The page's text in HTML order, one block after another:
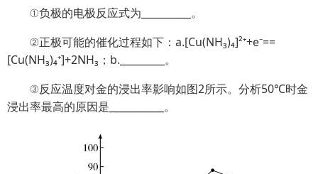
①负极的电极反应式为__________。
②正极可能的催化过程如下：a.[Cu(NH₃)₄]²⁺+e⁻==
[Cu(NH₃)₄⁺]+2NH₃；b._________。
③反应温度对金的浸出率影响如图2所示。分析50℃时金
浸出率最高的原因是___________。